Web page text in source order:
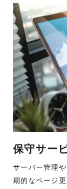
保守サー
サーバー管理
期的なページ